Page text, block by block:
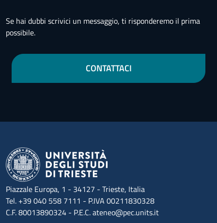
Se hai dubbi scrivici un messaggio, ti risponderemo il prima
possibile.
CONTATTACI
Piazzale Europa, 1 - 34127 - Trieste, Italia
Tel. +39 040 558 7111 - P.IVA 00211830328
C.F. 80013890324 - P.E.C. ateneo@pec.units.it